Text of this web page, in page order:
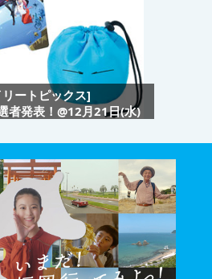
ートピックス]
者発表！@12月21日(水)